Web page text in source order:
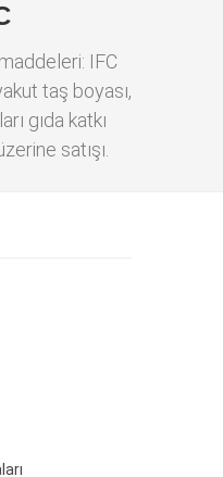
IFC
taş boyası,
gıda katkı
satışı.